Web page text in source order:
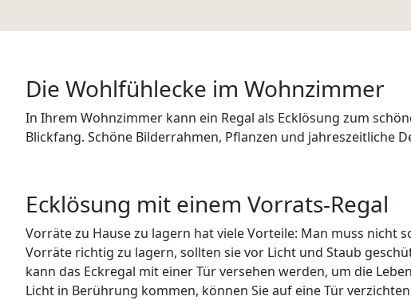
Die Wohlfühlecke im Wohnzimmer
In Ihrem Wohnzimmer kann ein Regal als Ecklösung zum
Blickfang. Schöne Bilderrahmen, Pflanzen und jahreszeitliche
Ecklösung mit einem Vorrats-Regal
Vorräte zu Hause zu lagern hat viele Vorteile: Man muss
Vorräte richtig zu lagern, sollten sie vor Licht und Staub
kann das Eckregal mit einer Tür versehen werden, um die
Licht in Berührung kommen, können Sie auf eine Tür